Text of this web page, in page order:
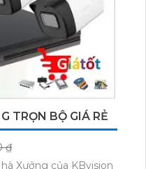
TRỌN BỘ GIÁ RẺ
₫
Xưởng của KBvision